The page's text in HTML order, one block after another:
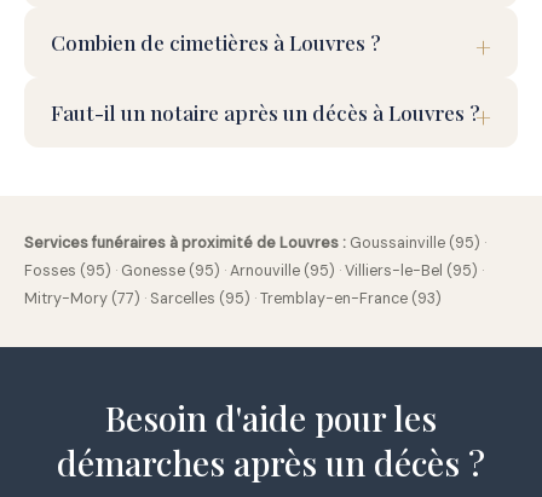
Combien de cimetières à Louvres ?
Faut-il un notaire après un décès à Louvres ?
Services funéraires à proximité de Louvres : Goussainville (95) ·
Fosses (95) · Gonesse (95) ·Arnouville (95) ·Villiers-le-Bel (95) ·
Mitry-Mory (77) · Sarcelles (95) ·Tremblay-en-France (93)
Besoin d'aide pour les
démarches après un décès ?